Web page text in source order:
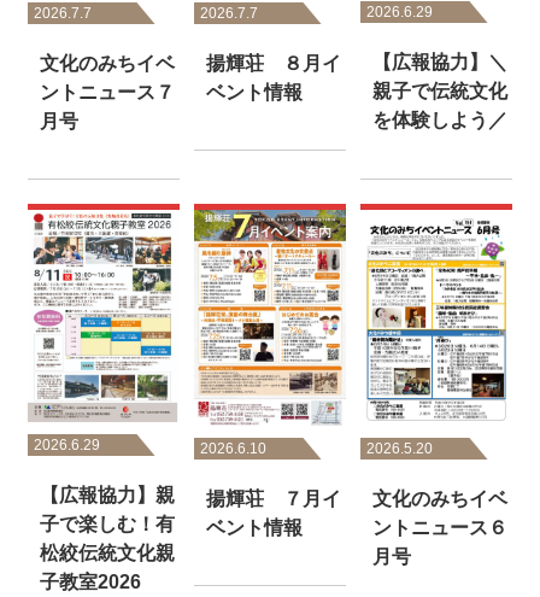
2026.7.7
文化のみちイベ
ントニュース７
月号
2026.7.7
揚輝荘 ８月イ
ベント情報
2026.6.29
【広報協力】＼
親子で伝統文化
を体験しよう／
2026.6.29
【広報協力】親
子で楽しむ！有
松絞伝統文化親
子教室2026
2026.6.10
揚輝荘 ７月イ
ベント情報
2026.5.20
文化のみちイベ
ントニュース６
月号